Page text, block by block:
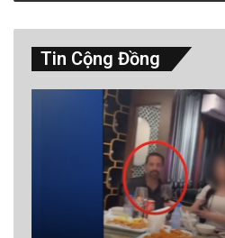
Tin Cộng Đồng